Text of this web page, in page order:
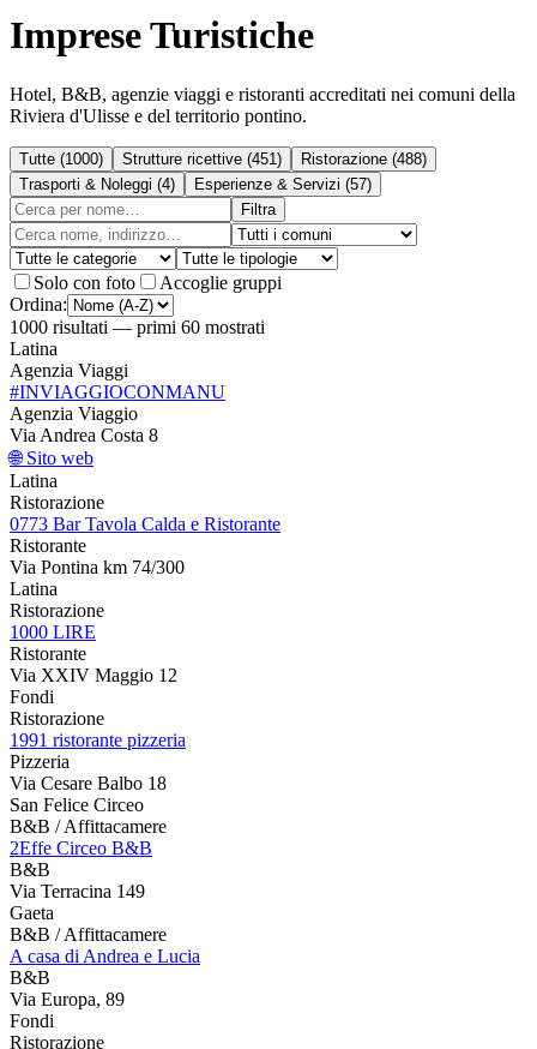
Imprese Turistiche
Hotel, B&B, agenzie viaggi e ristoranti accreditati nei comuni della
Riviera d'Ulisse e del territorio pontino.
Tutte (1000) Strutture ricettive (451 ) Ristorazione (488)
Trasporti & Noleggi (4) Esperienze & Servizi (57)
Filtra
Solo con foto
Accoglie gruppi
Ordina:
1000 risultati — primi 60 mostrati
Latina
Agenzia Viaggi
#INVIAGGIOCONMANU
Agenzia Viaggio
Via Andrea Costa 8
🌐 Sito web
Latina
Ristorazione
0773 Bar Tavola Calda e Ristorante
Ristorante
Via Pontina km 74/300
Latina
Ristorazione
1000 LIRE
Ristorante
Via XXIV Maggio 12
Fondi
Ristorazione
1991 ristorante pizzeria
Pizzeria
Via Cesare Balbo 18
San Felice Circeo
B&B / Affittacamere
2Effe Circeo B&B
B&B
Via Terracina 149
Gaeta
B&B / Affittacamere
A casa di Andrea e Lucia
B&B
Via Europa, 89
Fondi
Ristorazione